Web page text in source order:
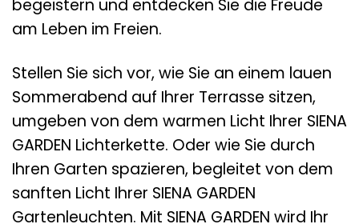
begeistern und entdecken Sie die Freude
am Leben im Freien.
Stellen Sie sich vor, wie Sie an einem lauen
Sommerabend auf Ihrer Terrasse sitzen,
umgeben von dem warmen Licht Ihrer SIENA
GARDEN Lichterkette. Oder wie Sie durch
Ihren Garten spazieren, begleitet von dem
sanften Licht Ihrer SIENA GARDEN
Gartenleuchten. Mit SIENA GARDEN wird Ihr